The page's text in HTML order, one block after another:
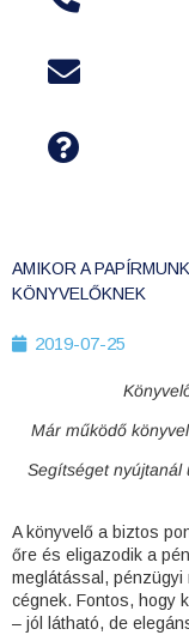
AMIKOR A
KÖNYVELŐKNEK
2019-07-25
Már működő
Segítséget nyújtanál
A könyvelő a biztos
őre és eligazodik a
meglátással,
cégnek. Fontos, hogy
– jól látható, de